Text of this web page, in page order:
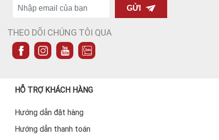
GỬI
THEO DÕI CHÚNG TÔI QUA
HỖ TRỢ KHÁCH HÀNG
Hướng dẫn đặt hàng
Hướng dẫn thanh toán